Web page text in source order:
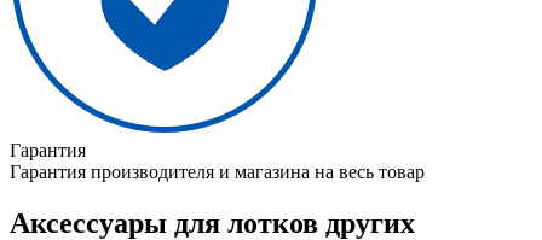
Гарантия
Гарантия производителя и магазина на весь товар
Аксессуары для лотков других